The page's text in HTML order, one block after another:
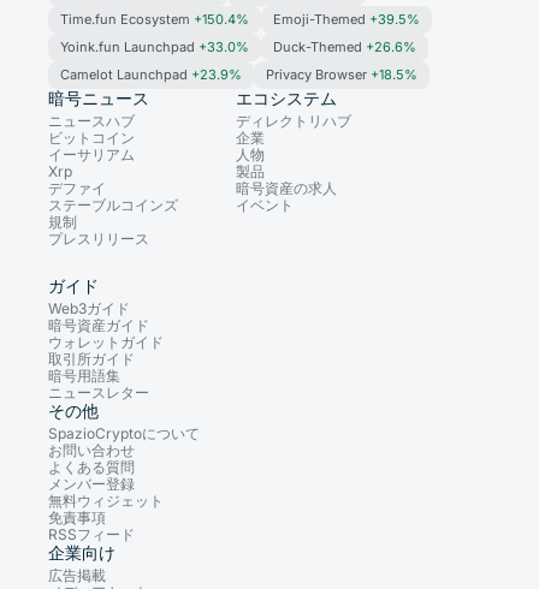
Time.fun Ecosystem +150.4% Emoji-Themed +39.5%
Yoink.fun Launchpad +33.0% Duck-Themed +26.6%
Camelot Launchpad +23.9% Privacy Browser +18.5%
暗号ニュース
ニュースハブ
ビットコイン
イーサリアム
Xrp
デファイ
ステーブルコインズ
規制
プレスリリース
エコシステム
ディレクトリハブ
企業
人物
製品
暗号資産の求人
イベント
ガイド
Web3ガイド
暗号資産ガイド
ウォレットガイド
取引所ガイド
暗号用語集
ニュースレター
その他
SpazioCryptoについて
お問い合わせ
よくある質問
メンバー登録
無料ウィジェット
免責事項
RSSフィード
企業向け
広告掲載